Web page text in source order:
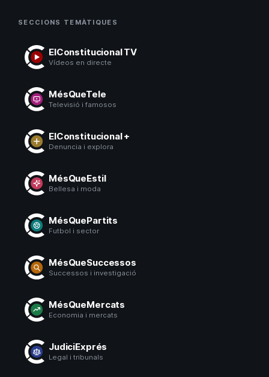
SECCIONS TEMÀTIQUES
ElConstitucional TV
Vídeos en directe
MésQueTele
Televisió i famosos
ElConstitucional +
Denuncia i explora
MésQueEstil
Bellesa i moda
MésQuePartits
Futbol i sector
MésQueSuccessos
Successos i investigació
MésQueMercats
Economia i mercats
JudiciExprés
Legal i tribunals